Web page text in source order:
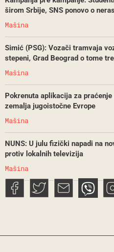
širom Srbije, SNS ponovo o
Mašina
Simić (PSG): Vozači tramvaja
stepeni, Grad Beograd o tome
Mašina
Pokrenuta aplikacija za
zemalja jugoistočne Evrope
Mašina
NUNS: U julu fizički napadi na
protiv lokalnih televizija
Mašina